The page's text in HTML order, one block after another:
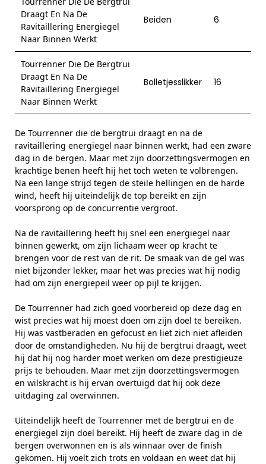
Draagt En Na De
Ravitaillering Energiegel
Naar Binnen Werkt
Beiden 6
Tourrenner Die De Bergtrui
Draagt En Na De
Ravitaillering Energiegel
Naar Binnen Werkt
Bolletjesslikker 16
De Tourrenner die de bergtrui draagt en na de
ravitaillering energiegel naar binnen werkt, had een zware
dag in de bergen. Maar met zijn doorzettingsvermogen en
krachtige benen heeft hij het toch weten te volbrengen.
Na een lange strijd tegen de steile hellingen en de harde
wind, heeft hij uiteindelijk de top bereikt en zijn
voorsprong op de concurrentie vergroot.
Na de ravitaillering heeft hij snel een energiegel naar
binnen gewerkt, om zijn lichaam weer op kracht te
brengen voor de rest van de rit. De smaak van de gel was
niet bijzonder lekker, maar het was precies wat hij nodig
had om zijn energiepeil weer op pijl te krijgen.
De Tourrenner had zich goed voorbereid op deze dag en
wist precies wat hij moest doen om zijn doel te bereiken.
Hij was vastberaden en gefocust en liet zich niet afleiden
door de omstandigheden. Nu hij de bergtrui draagt, weet
hij dat hij nog harder moet werken om deze prestigieuze
prijs te behouden. Maar met zijn doorzettingsvermogen
en wilskracht is hij ervan overtuigd dat hij ook deze
uitdaging zal overwinnen.
Uiteindelijk heeft de Tourrenner met de bergtrui en de
energiegel zijn doel bereikt. Hij heeft de zware dag in de
bergen overwonnen en is als winnaar over de finish
gekomen. Hij voelt zich trots en voldaan en weet dat hij